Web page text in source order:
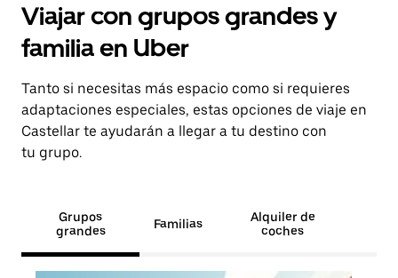
Viajar con grupos grandes y
familia en Uber
Tanto si necesitas más espacio como si requieres
adaptaciones especiales, estas opciones de viaje en
Castellar te ayudarán a llegar a tu destino con
tu grupo.
Grupos
grandes
Familias
Alquiler de
coches